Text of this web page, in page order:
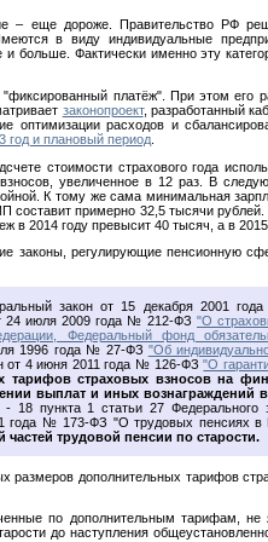
– еще дороже. Правительство РФ
в виду индивидуальные
Фактически именно эту
платёж". При этом
законопроект, разработанный
оптимизации расходов и
год и плановый период
стоимости страхового года
увеличенное в 12 раз. В
К тому же сама минимальная
составит примерно 32,5 тысячи
году превысит 40 тысяч, а в 2015
законы, регулирующие пенсионную
закон от 15 декабря 2001
24 июля 2009 года № 212-ФЗ "О
Федеральный фонд
1996 года № 27-ФЗ "Об
от 4 июня 2011 года № 126-ФЗ"О
тарифов страховых взносов на
выплат и иных вознаграждений
18 пункта 1 статьи 27 Федерального
года № 173-ФЗ "О трудовых пенсиях в
трудовой пенсии по старости.
дополнительных тарифов
по дополнительным тарифам,
до наступления